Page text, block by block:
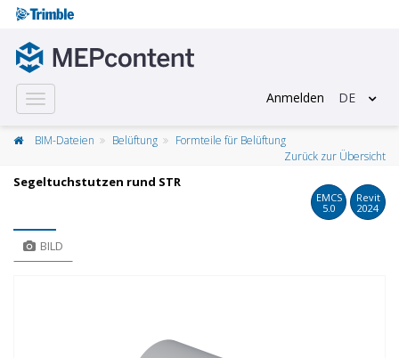
Toggle
navigation
Anmelden DE
BIM-Dateien Belüftung
Formteile für Belüftung
Zurück zur Übersicht
Segeltuchstutzen rund STR
EMCS
5.0
Revit
2024
BILD